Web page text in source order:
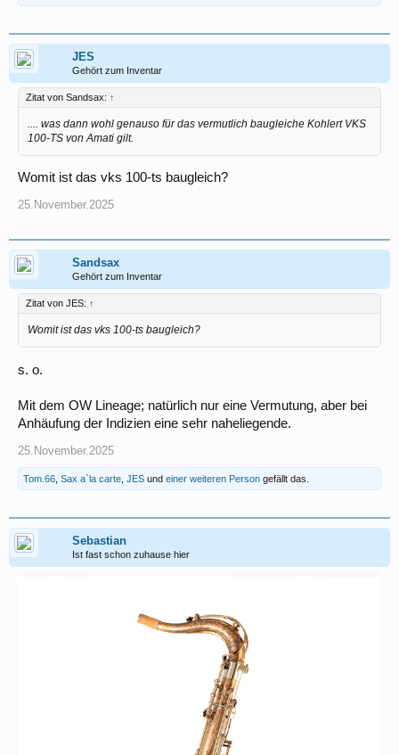
JES
Gehört zum Inventar
Zitat von Sandsax: ↑
.... was dann wohl genauso für das vermutlich baugleiche Kohlert VKS
100-TS von Amati gilt.
Womit ist das vks 100-ts baugleich?
25.November.2025
Sandsax
Gehört zum Inventar
Zitat von JES: ↑
Womit ist das vks 100-ts baugleich?
s. o.
Mit dem OW Lineage; natürlich nur eine Vermutung, aber bei
Anhäufung der Indizien eine sehr naheliegende.
25.November.2025
Tom.66 Sax a`la carte JES und einer weiteren Person gefällt das.
Sebastian
Ist fast schon zuhause hier